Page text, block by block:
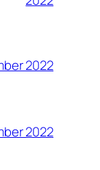
2022
2022